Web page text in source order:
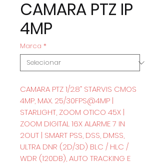
CAMARA PTZ IP
4MP
Marca *
CAMARA PTZ 1/2.8” STARVIS CMOS
4MP, MAX. 25/30FPS@4MP |
STARLIGHT, ZOOM OTICO 45X |
ZOOM DIGITAL 16X ALARME 7 IN
2OUT | SMART PSS, DSS, DMSS,
ULTRA DNR (2D/3D) BLC / HLC /
WDR (120DB), AUTO TRACKING E